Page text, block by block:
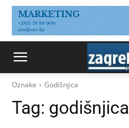
Oznake Godišnjica
Tag: godišnjica